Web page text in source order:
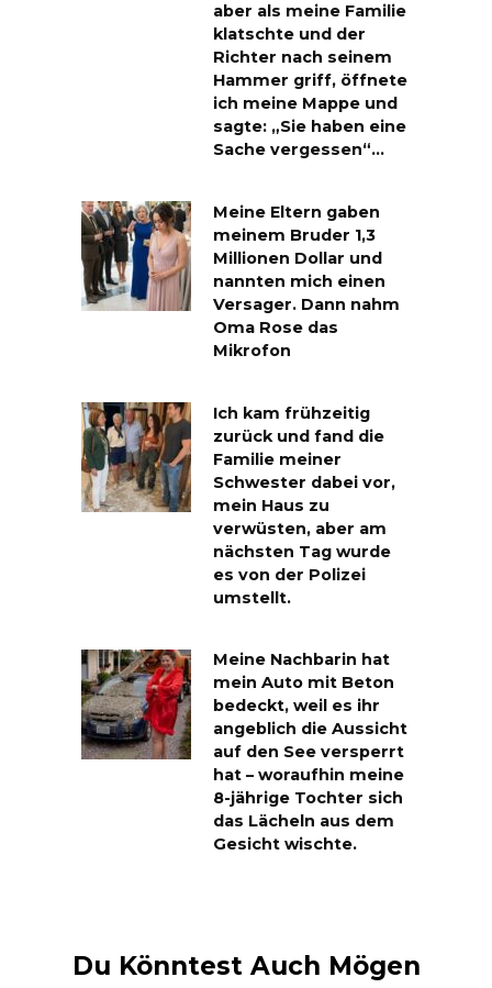
aber als meine Familie
klatschte und der
Richter nach seinem
Hammer griff, öffnete
ich meine Mappe und
sagte: „Sie haben eine
Sache vergessen“…
Meine Eltern gaben
meinem Bruder 1,3
Millionen Dollar und
nannten mich einen
Versager. Dann nahm
Oma Rose das
Mikrofon
Ich kam frühzeitig
zurück und fand die
Familie meiner
Schwester dabei vor,
mein Haus zu
verwüsten, aber am
nächsten Tag wurde
es von der Polizei
umstellt.
Meine Nachbarin hat
mein Auto mit Beton
bedeckt, weil es ihr
angeblich die Aussicht
auf den See versperrt
hat – woraufhin meine
8-jährige Tochter sich
das Lächeln aus dem
Gesicht wischte.
Du Könntest Auch Mögen